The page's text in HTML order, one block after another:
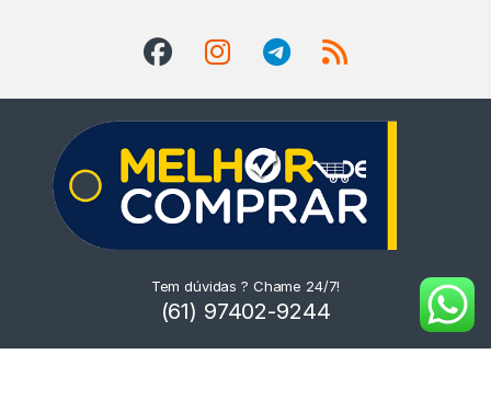
Tem dúvidas ? Chame 24/7!
(61) 97402-9244